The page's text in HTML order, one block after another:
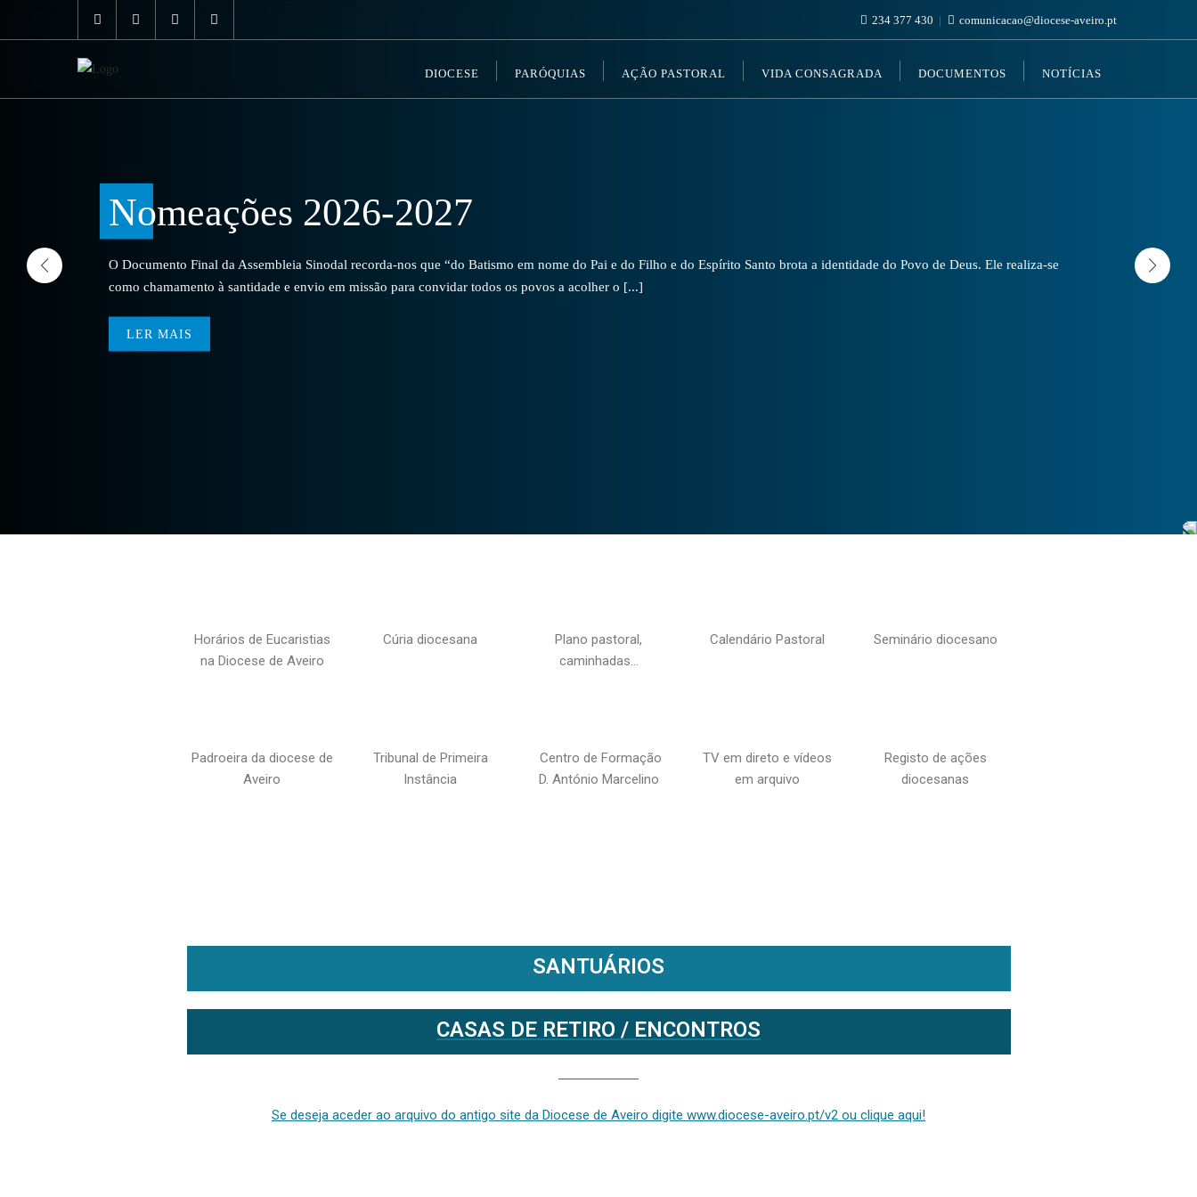
234 377 430 comunicacao@diocese-aveiro.pt
DIOCESE PARÓQUIAS AÇÃO PASTORAL VIDA CONSAGRADA DOCUMENTOS NOTÍCIAS
Nomeações 2026-2027
O Documento Final da Assembleia Sinodal recorda-nos que “do Batismo em nome do Pai e do Filho e do Espírito Santo brota a identidade do Povo de Deus. Ele realiza-se
como chamamento à santidade e envio em missão para convidar todos os povos a acolher o [...]
LER MAIS
Horários de Eucaristias
na Diocese de Aveiro
Cúria diocesana
Plano pastoral,
caminhadas…
Calendário Pastoral Seminário diocesano
Padroeira da diocese de
Aveiro
Tribunal de Primeira
Instância
Centro de Formação
D. António Marcelino
TV em direto e vídeos
em arquivo
Registo de ações
diocesanas
SANTUÁRIOS
CASAS DE RETIRO / ENCONTROS
Se deseja aceder ao arquivo do antigo site da Diocese de Aveiro digite www.diocese-aveiro.pt/v2 ou clique aqui!